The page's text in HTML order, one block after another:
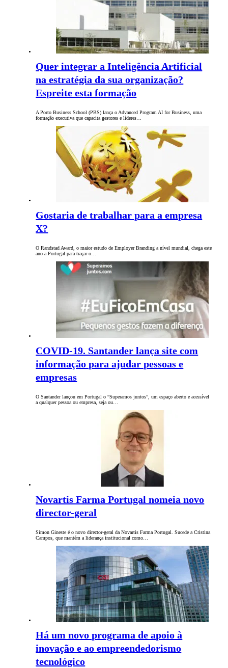
Quer integrar a Inteligência Artificial
na estratégia da sua organização?
Espreite esta formação
A Porto Business School (PBS) lança o Advanced Program AI for Business, uma
formação executiva que capacita gestores e líderes…
Gostaria de trabalhar para a empresa
X?
O Randstad Award, o maior estudo de Employer Branding a nível mundial, chega este
ano a Portugal para traçar o…
COVID-19. Santander lança site com
informação para ajudar pessoas e
empresas
O Santander lançou em Portugal o “Superamos juntos”, um espaço aberto e acessível
a qualquer pessoa ou empresa, seja ou…
Novartis Farma Portugal nomeia novo
director-geral
Simon Gineste é o novo director-geral da Novartis Farma Portugal. Sucede a Cristina
Campos, que mantém a liderança institucional como…
Há um novo programa de apoio à
inovação e ao empreendedorismo
tecnológico